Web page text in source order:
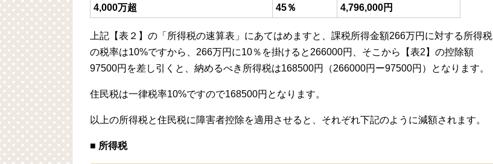
4,000万超
45％ 4,796,000円
上記【表２】の「所得税の速算表」にあてはめますと、課税所得金額266万円に対する所得税
の税率は10%ですから、266万円に10％を掛けると266000円、そこから【表2】の控除額
97500円を差し引くと、納めるべき所得税は168500円（266000円ー97500円）となります。
住民税は一律税率10%ですので168500円となります。
以上の所得税と住民税に障害者控除を適用させると、それぞれ下記のように減額されます。
■ 所得税